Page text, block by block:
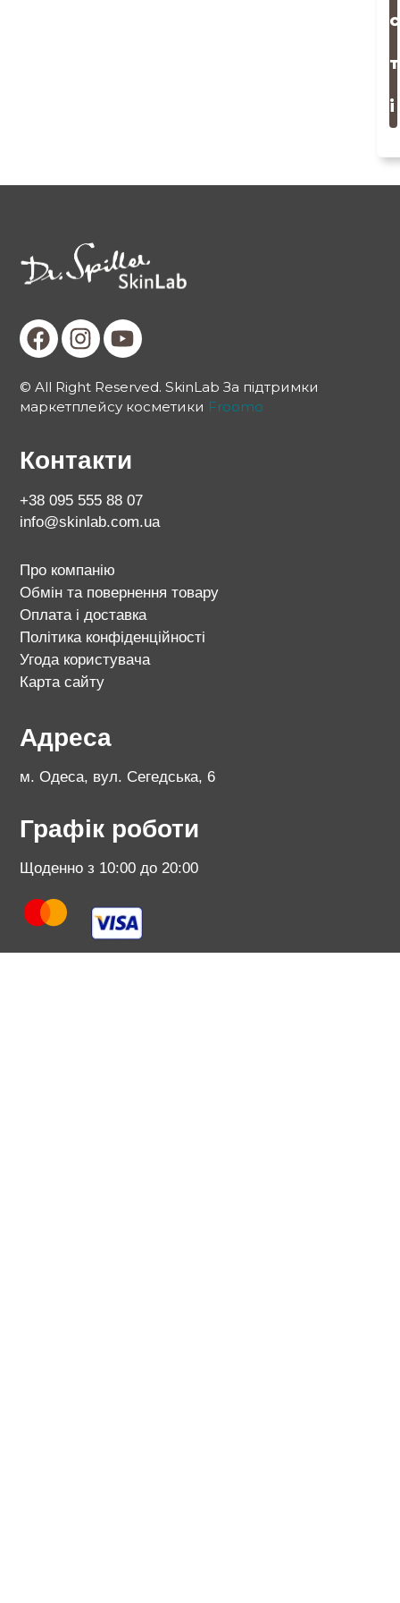
с
т
і
© All Right Reserved. SkinLab За підтримки
маркетплейсу косметики Froomo
Контакти
+38 095 555 88 07
info@skinlab.com.ua
Про компанію
Обмін та повернення товару
Оплата і доставка
Політика конфіденційності
Угода користувача
Карта сайту
Адреса
м. Одеса, вул. Сегедська, 6
Графік роботи
Щоденно з 10:00 до 20:00